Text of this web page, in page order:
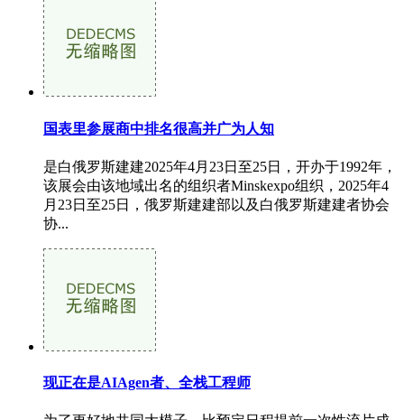
国表里参展商中排名很高并广为人知
是白俄罗斯建建2025年4月23日至25日，开办于1992年，
该展会由该地域出名的组织者Minskexpo组织，2025年4
月23日至25日，俄罗斯建建部以及白俄罗斯建建者协会
协...
现正在是AIAgen者、全栈工程师